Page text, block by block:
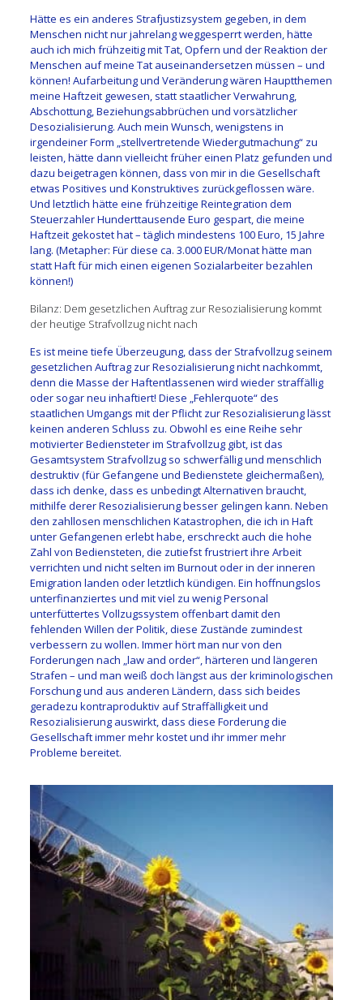
Hätte es ein anderes Strafjustizsystem gegeben, in dem
Menschen nicht nur jahrelang weggesperrt werden, hätte
auch ich mich frühzeitig mit Tat, Opfern und der Reaktion der
Menschen auf meine Tat auseinandersetzen müssen – und
können! Aufarbeitung und Veränderung wären Hauptthemen
meine Haftzeit gewesen, statt staatlicher Verwahrung,
Abschottung, Beziehungsabbrüchen und vorsätzlicher
Desozialisierung. Auch mein Wunsch, wenigstens in
irgendeiner Form „stellvertretende Wiedergutmachung“ zu
leisten, hätte dann vielleicht früher einen Platz gefunden und
dazu beigetragen können, dass von mir in die Gesellschaft
etwas Positives und Konstruktives zurückgeflossen wäre.
Und letztlich hätte eine frühzeitige Reintegration dem
Steuerzahler Hunderttausende Euro gespart, die meine
Haftzeit gekostet hat – täglich mindestens 100 Euro, 15 Jahre
lang. (Metapher: Für diese ca. 3.000 EUR/Monat hätte man
statt Haft für mich einen eigenen Sozialarbeiter bezahlen
können!)
Bilanz: Dem gesetzlichen Auftrag zur Resozialisierung kommt
der heutige Strafvollzug nicht nach
Es ist meine tiefe Überzeugung, dass der Strafvollzug seinem
gesetzlichen Auftrag zur Resozialisierung nicht nachkommt,
denn die Masse der Haftentlassenen wird wieder straffällig
oder sogar neu inhaftiert! Diese „Fehlerquote“ des
staatlichen Umgangs mit der Pflicht zur Resozialisierung lässt
keinen anderen Schluss zu. Obwohl es eine Reihe sehr
motivierter Bediensteter im Strafvollzug gibt, ist das
Gesamtsystem Strafvollzug so schwerfällig und menschlich
destruktiv (für Gefangene und Bedienstete gleichermaßen),
dass ich denke, dass es unbedingt Alternativen braucht,
mithilfe derer Resozialisierung besser gelingen kann. Neben
den zahllosen menschlichen Katastrophen, die ich in Haft
unter Gefangenen erlebt habe, erschreckt auch die hohe
Zahl von Bediensteten, die zutiefst frustriert ihre Arbeit
verrichten und nicht selten im Burnout oder in der inneren
Emigration landen oder letztlich kündigen. Ein hoffnungslos
unterfinanziertes und mit viel zu wenig Personal
unterfüttertes Vollzugssystem offenbart damit den
fehlenden Willen der Politik, diese Zustände zumindest
verbessern zu wollen. Immer hört man nur von den
Forderungen nach „law and order“, härteren und längeren
Strafen – und man weiß doch längst aus der kriminologischen
Forschung und aus anderen Ländern, dass sich beides
geradezu kontraproduktiv auf Straffälligkeit und
Resozialisierung auswirkt, dass diese Forderung die
Gesellschaft immer mehr kostet und ihr immer mehr
Probleme bereitet.